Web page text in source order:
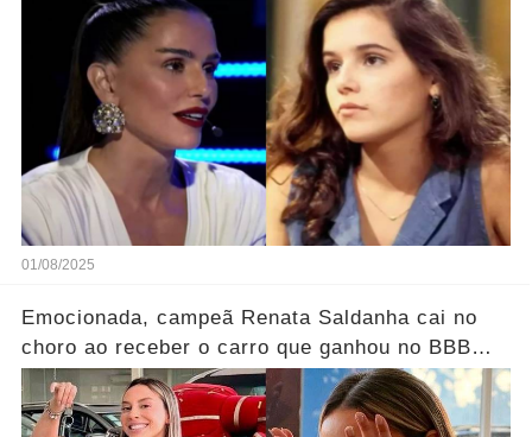
01/08/2025
Emocionada, campeã Renata Saldanha cai no
choro ao receber o carro que ganhou no BBB
25.... Ver mais